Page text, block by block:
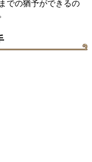
での猶予ができるの